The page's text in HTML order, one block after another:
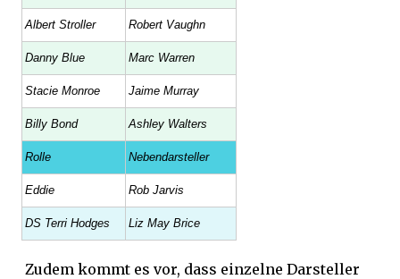
Albert Stroller Robert Vaughn
Danny Blue Marc Warren
Stacie Monroe Jaime Murray
Billy Bond Ashley Walters
Rolle Nebendarsteller
Eddie Rob Jarvis
DS Terri Hodges Liz May Brice
Zudem kommt es vor, dass einzelne Darsteller